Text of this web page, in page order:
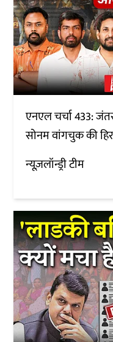
एनएल चर्चा 433:
सोनम वांगचुक की
न्यूज़लॉन्ड्री टीम